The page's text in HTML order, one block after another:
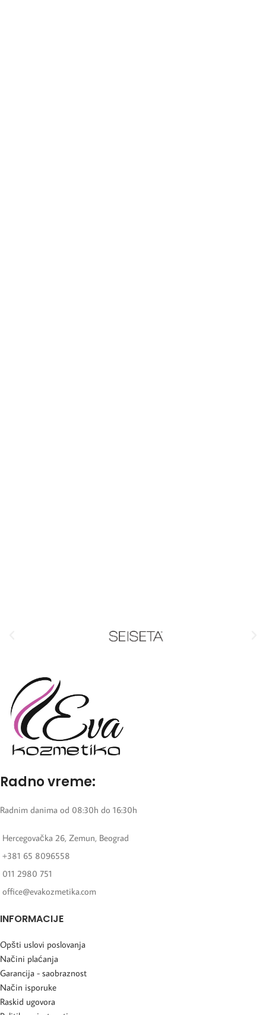
Radno vreme:
Radnim danima od 08:30h do 16:30h
Hercegovačka 26, Zemun, Beograd
+381 65 8096558
011 2980 751
office@evakozmetika.com
INFORMACIJE
Opšti uslovi poslovanja
Načini plaćanja
Garancija - saobraznost
Način isporuke
Raskid ugovora